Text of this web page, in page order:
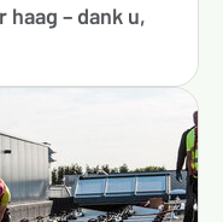
– dank u,